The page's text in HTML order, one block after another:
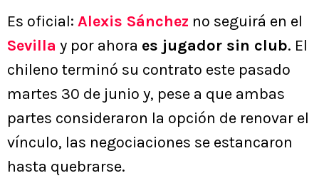
Es oficial: Alexis Sánchez no seguirá en el
Sevilla y por ahora es jugador sin club. El
chileno terminó su contrato este pasado
martes 30 de junio y, pese a que ambas
partes consideraron la opción de renovar el
vínculo, las negociaciones se estancaron
hasta quebrarse.